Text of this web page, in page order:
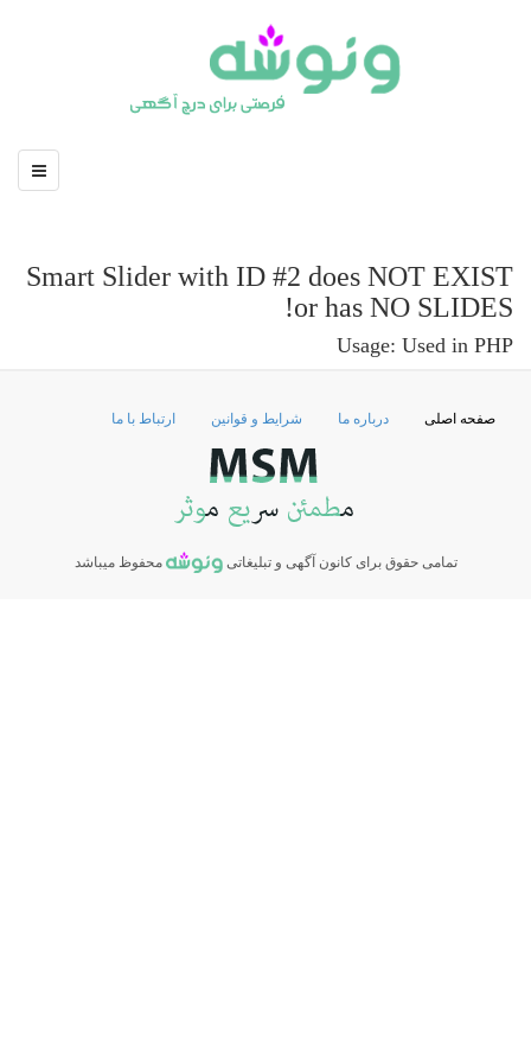
Smart Slider with ID #2 does NOT EXIST
or has NO SLIDES!
Usage: Used in PHP
صفحه اصلی درباره ما شرایط و قوانین ارتباط با ما
تمامی حقوق برای کانون آگهی و تبلیغاتی محفوظ میباشد